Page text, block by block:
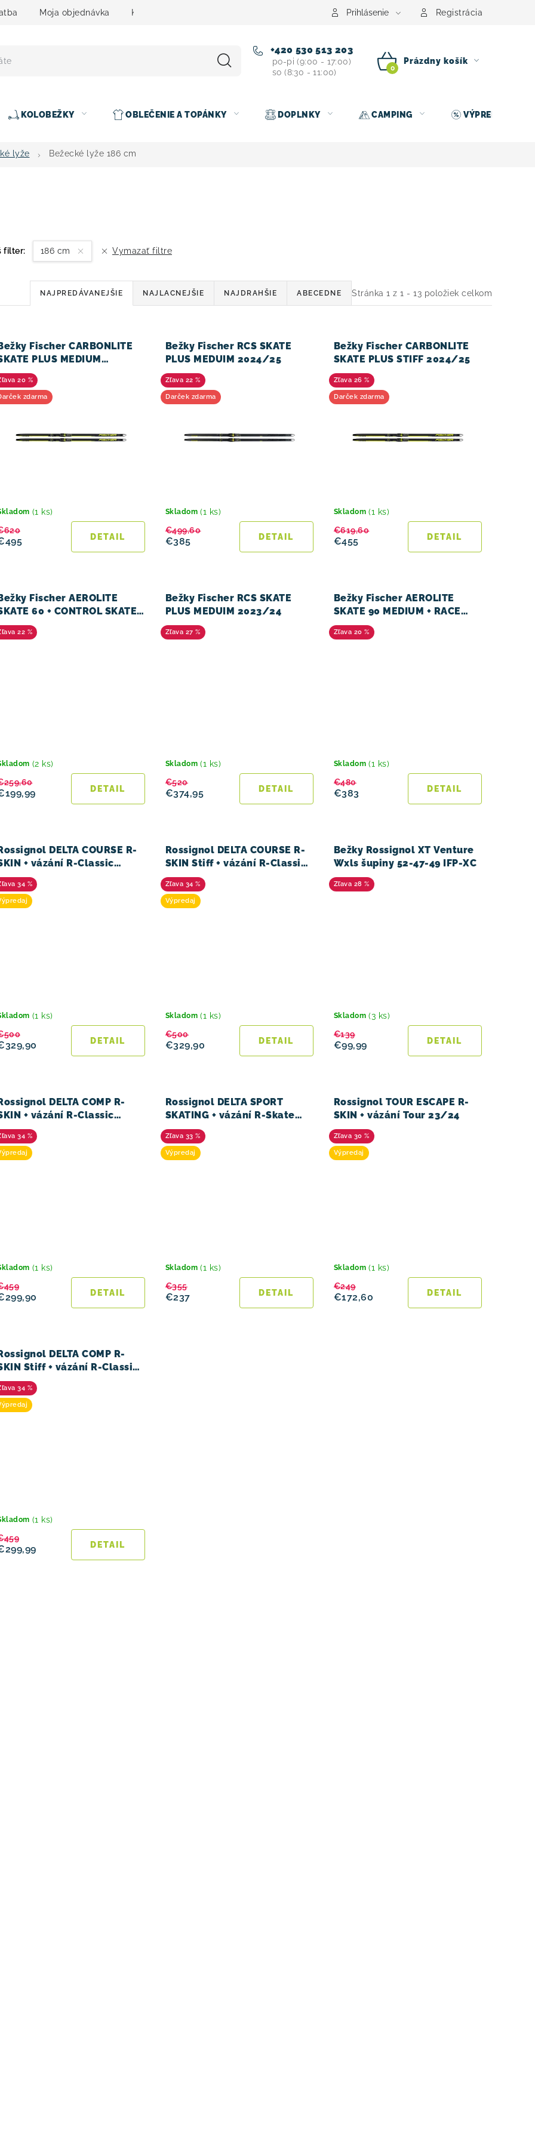
Moja objednávka Kontakty Prihlásenie Registrácia
+420 530 513 203
po-pi (9:00 - 17:00)
so (8:30 - 11:00)
NÁKUPNÝ
Prázdny košík
KOLOBEŽKY OBLEČENIE A TOPÁNKY DOPLNKY CAMPING VÝPREDAJ
lyže Bežecké lyže 186 cm
filter: 186 cm Vymazať filtre
Stránka 1 z 1 - 13 položiek celkom
R
a
d
e
n
i
e
p
d
t
o
v
NAJPREDÁVANEJŠIE NAJLACNEJŠIE NAJDRAHŠIE ABECEDNE
Fischer CARBONLITE
PLUS MEDIUM
24
20 %
zdarma
(1 ks)
DETAIL
Bežky Fischer RCS SKATE
PLUS MEDUIM 2024/25
22 %
Darček zdarma
Skladom (1 ks)
€385
€499,60
DETAIL
Bežky Fischer CARBONLITE
SKATE PLUS STIFF 2024/25
26 %
Darček zdarma
Skladom (1 ks)
€455
€619,60
DETAIL
Fischer AEROLITE
60 + CONTROL SKATE
25
22 %
(2 ks)
DETAIL
Bežky Fischer RCS SKATE
PLUS MEDUIM 2023/24
27 %
Skladom (1 ks)
€374,95
€520
DETAIL
Bežky Fischer AEROLITE
SKATE 90 MEDIUM + RACE
SKATE 2023/24
20 %
Skladom (1 ks)
€383
€480
DETAIL
DELTA COURSE R-
+ vázání R-Classic
24
34 %
(1 ks)
DETAIL
Rossignol DELTA COURSE R-
SKIN Stiff + vázání R-Classic
23/24
34 %
Výpredaj
Skladom (1 ks)
€329,90
€500
DETAIL
Bežky Rossignol XT Venture
Wxls šupiny 52-47-49 IFP-XC
28 %
Skladom (3 ks)
€99,99
€139
DETAIL
DELTA COMP R-
+ vázání R-Classic
24
34 %
(1 ks)
DETAIL
Rossignol DELTA SPORT
SKATING + vázání R-Skate
23/24
33 %
Výpredaj
Skladom (1 ks)
€237
€355
DETAIL
Rossignol TOUR ESCAPE R-
SKIN + vázání Tour 23/24
30 %
Výpredaj
Skladom (1 ks)
€172,60
€249
DETAIL
DELTA COMP R-
Stiff + vázání R-Classic
24
34 %
(1 ks)
DETAIL